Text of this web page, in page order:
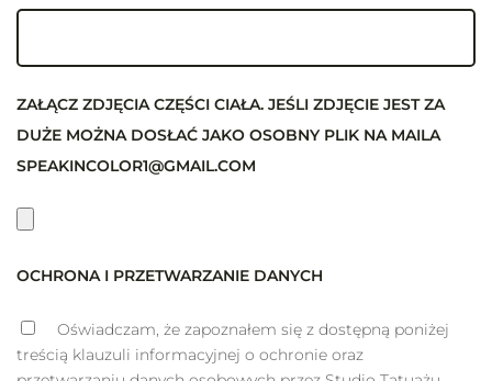
ZAŁĄCZ ZDJĘCIA CZĘŚCI CIAŁA. JEŚLI ZDJĘCIE JEST ZA
DUŻE MOŻNA DOSŁAĆ JAKO OSOBNY PLIK NA MAILA
SPEAKINCOLOR1@GMAIL.COM
OCHRONA I PRZETWARZANIE DANYCH
Oświadczam, że zapoznałem się z dostępną poniżej
treścią klauzuli informacyjnej o ochronie oraz